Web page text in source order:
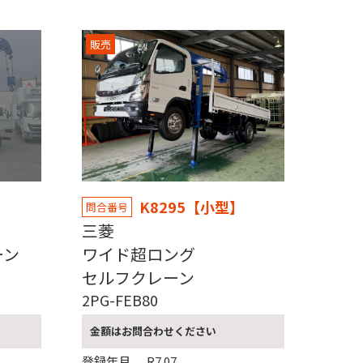
販売
問合番号 K8295【小型】
三菱
ワイド超ロング
セルフクレーン
2PG-FEB80
金額はお問合わせください